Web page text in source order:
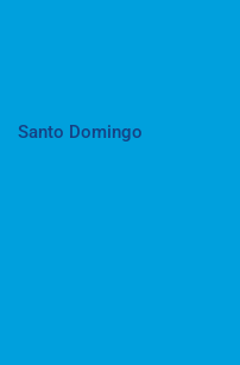
Santo Domingo